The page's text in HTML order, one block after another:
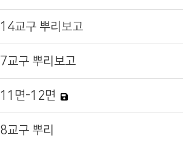
14교구 뿌리보고
7교구 뿌리보고
11면-12면
8교구 뿌리